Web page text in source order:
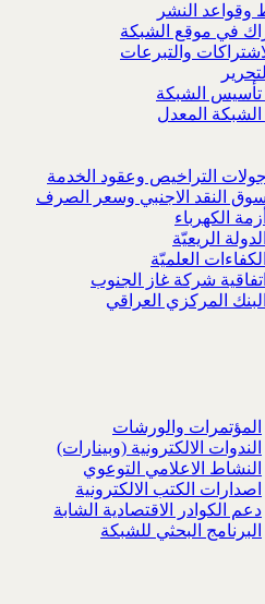
النشر
في موقع الشبكة
والتبرعات
تأسيس الشبكة
الشبكة المعدل
التراخيص وعقود الخدمة
النقد الاجنبي وسعر الصرف
الكهرباء
الريعيّة
العلميّة
شركة غاز الجنوب
المركزي العراقي
المؤتمرات والورشات
الندوات الالكترونية (وبينارات)
النشاط الاعلامي التوعوي
اصدارات الكتب الالكترونية
دعم الكوادر الاقتصادية الشابة
البرنامج البحثي للشبكة